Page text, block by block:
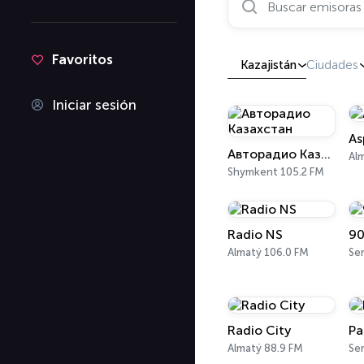
Favoritos
Iniciar sesión
Kazajistán Ciudades
Авторадио Казахстан
Shymkent 105.2 FM
Radio NS
Almatý 106.0 FM
Radio City
Almatý 88.9 FM